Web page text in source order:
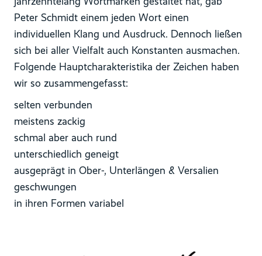
Peter Schmidt einem jeden Wort einen
individuellen Klang und Ausdruck. Dennoch ließen
sich bei aller Vielfalt auch Konstanten ausmachen.
Folgende Hauptcharakteristika der Zeichen haben
wir so zusammengefasst:
selten verbunden
meistens zackig
schmal aber auch rund
unterschiedlich geneigt
ausgeprägt in Ober-, Unterlängen & Versalien
geschwungen
in ihren Formen variabel